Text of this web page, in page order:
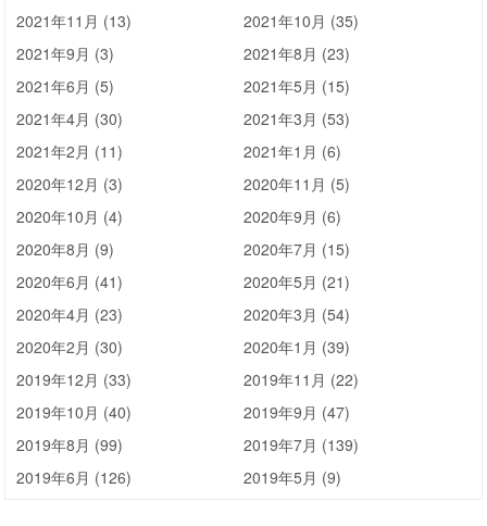
2021年11月 (13)
2021年10月 (35)
2021年9月 (3)
2021年8月 (23)
2021年6月 (5)
2021年5月 (15)
2021年4月 (30)
2021年3月 (53)
2021年2月 (11)
2021年1月 (6)
2020年12月 (3)
2020年11月 (5)
2020年10月 (4)
2020年9月 (6)
2020年8月 (9)
2020年7月 (15)
2020年6月 (41)
2020年5月 (21)
2020年4月 (23)
2020年3月 (54)
2020年2月 (30)
2020年1月 (39)
2019年12月 (33)
2019年11月 (22)
2019年10月 (40)
2019年9月 (47)
2019年8月 (99)
2019年7月 (139)
2019年6月 (126)
2019年5月 (9)